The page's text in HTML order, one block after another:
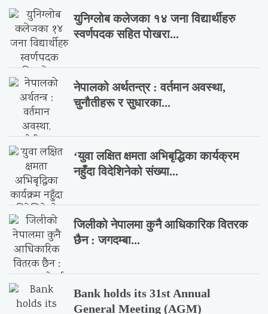
युनिग्लोब कलेजका १४ जना विद्यार्थीहरु
स्वर्णपदक सहित पोखरा...
नेपालको अर्थतन्त्र : वर्तमान अवस्था,
चुनौतीहरू र सुधारका...
‘युवा लक्षित क्षमता अभिबृद्धिका कार्यक्रम
नहुँदा विदेशिनेको संख्या...
जिलीको नेपालमा कुनै आधिकारिक वितरक
छैन : जगदम्बा...
Bank holds its 31st Annual
General Meeting (AGM)